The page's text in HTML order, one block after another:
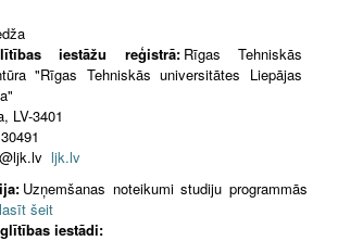
iestāžu reģistrā: Rīgas Tehniskās
"Rīgas Tehniskās universitātes Liepājas
LV-3401
ljk.lv
Uzņemšanas noteikumi studiju programmās
lasīt šeit
iestādi: